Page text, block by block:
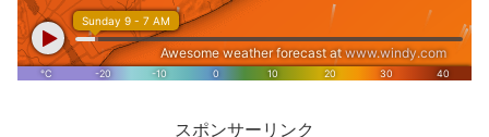
スポンサーリンク